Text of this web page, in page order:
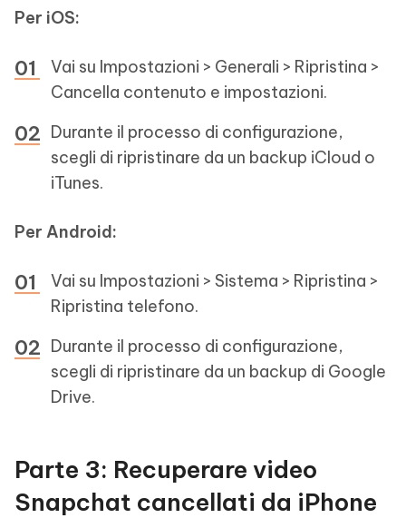
Per iOS:
Vai su Impostazioni > Generali > Ripristina >
Cancella contenuto e impostazioni.
Durante il processo di configurazione,
scegli di ripristinare da un backup iCloud o
iTunes.
Per Android:
Vai su Impostazioni > Sistema > Ripristina >
Ripristina telefono.
Durante il processo di configurazione,
scegli di ripristinare da un backup di Google
Drive.
Parte 3: Recuperare video
Snapchat cancellati da iPhone